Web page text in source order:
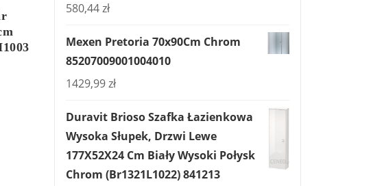
580,44zł
Mexen Pretoria 70x90Cm Chrom
85207009001004010
1429,99zł
Duravit Brioso Szafka Łazienkowa
Wysoka Słupek, Drzwi Lewe
177X52X24 Cm Biały Wysoki Połysk
Chrom (Br1321L1022) 841213